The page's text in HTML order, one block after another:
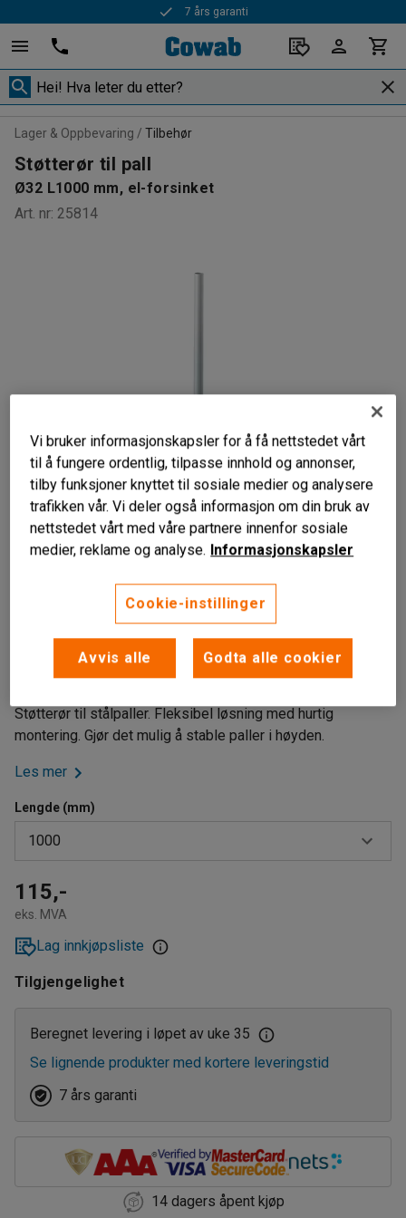
7 års garanti
Lager & Oppbevaring Tilbehør
Støtterør til pall
Ø32 L1000 mm, el-forsinket
Art. nr: 25814
Enkel montering
Enkle å ta av
Gjør det mulig å stable i høyden
Støtterør til stålpaller. Fleksibel løsning med hurtig
montering. Gjør det mulig å stable paller i høyden.
Les mer
Lengde (mm)
1000
500
800
1000
1200
1500
115,-
eks. MVA
Lag innkjøpsliste
Tilgjengelighet
Beregnet levering i løpet av uke 35
Se lignende produkter med kortere leveringstid
7 års garanti
14 dagers åpent kjøp
Vi bruker informasjonskapsler for å få nettstedet vårt
til å fungere ordentlig, tilpasse innhold og annonser,
tilby funksjoner knyttet til sosiale medier og analysere
trafikken vår. Vi deler også informasjon om din bruk av
nettstedet vårt med våre partnere innenfor sosiale
medier, reklame og analyse. Informasjonskapsler
Cookie-instillinger
Avvis alle Godta alle cookier